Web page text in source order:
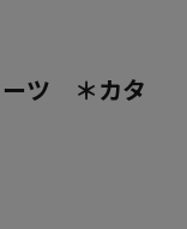
ーツ ＊カタ